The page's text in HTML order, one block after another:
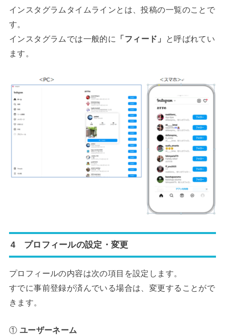
インスタグラムタイムラインとは、投稿の一覧のことで
す。
インスタグラムでは一般的に
「フィード」
と呼ばれてい
ます。
4 プロフィールの設定・変更
プロフィールの内容は次の項目を設定します。
すでに事前登録が済んでいる場合は、変更することがで
きます。
① ユーザーネーム